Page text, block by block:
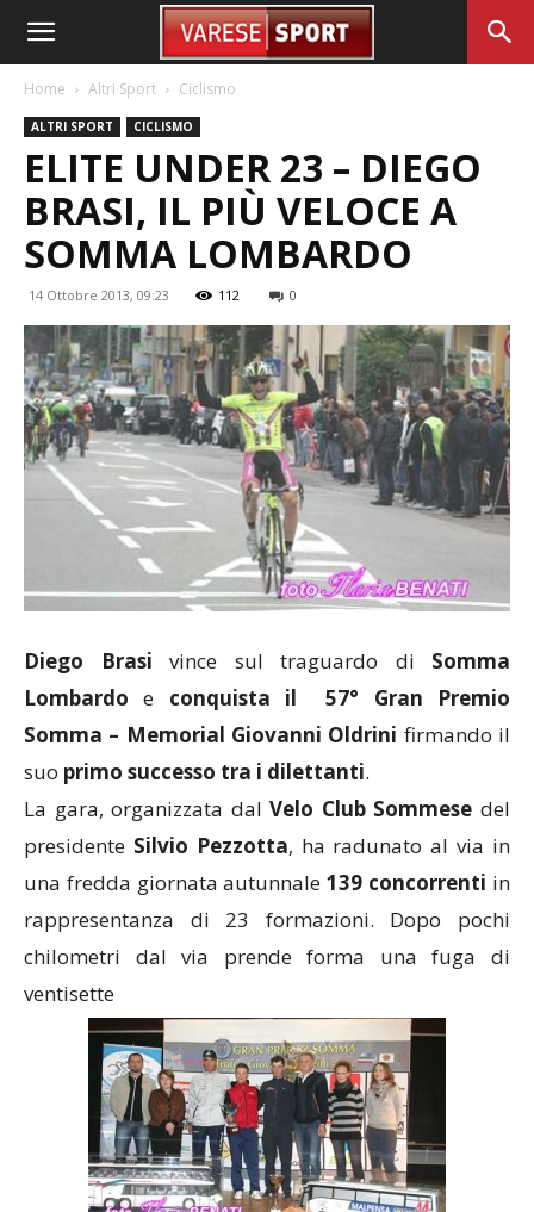
Home Altri Sport Ciclismo
ALTRI SPORT CICLISMO
ELITE UNDER 23 – DIEGO
BRASI, IL PIÙ VELOCE A
SOMMA LOMBARDO
14 Ottobre 2013, 09:23 112 0
Diego Brasi vince sul traguardo di Somma
Lombardo e conquista il 57° Gran Premio
Somma – Memorial Giovanni Oldrini firmando il
suo primo successo tra i dilettanti.
La gara, organizzata dalVelo Club Sommese del
presidente Silvio Pezzotta, ha radunato al via in
una fredda giornata autunnale139 concorrenti in
rappresentanza di 23 formazioni. Dopo pochi
chilometri dal via prende forma una fuga di
ventisette